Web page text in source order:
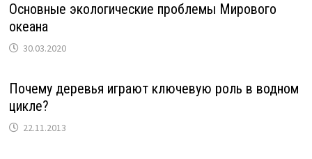
Основные экологические проблемы Мирового
океана
30.03.2020
Почему деревья играют ключевую роль в водном
цикле?
22.11.2013